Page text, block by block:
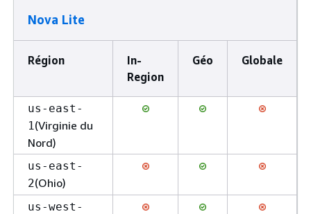
Nova Lite
Région
In-
Region
Géo Globale
us-east-
1(Virginie du
Nord)
us-east-
2(Ohio)
us-west-